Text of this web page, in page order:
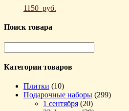
1150 руб.
Поиск товара
Категории товаров
Плитки (10)
Подарочные наборы (299)
1 сентября (20)